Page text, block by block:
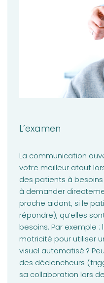
L’examen
La communication
votre meilleur atout
des patients à besoins
à demander
proche aidant, si le
répondre), qu’elles
besoins. Par exemple
motricité pour utiliser
visuel automatisé ?
des déclencheurs
sa collaboration lors